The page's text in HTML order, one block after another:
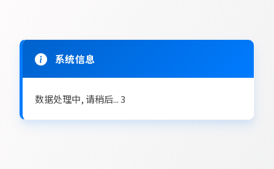
系统信息
数据处理中, 请稍后...3